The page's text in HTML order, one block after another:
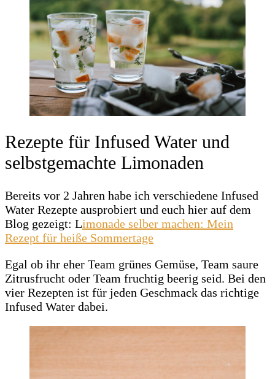
Rezepte für Infused Water und
selbstgemachte Limonaden
Bereits vor 2 Jahren habe ich verschiedene Infused
Water Rezepte ausprobiert und euch hier auf dem
Blog gezeigt: Limonade selber machen: Mein
Rezept für heiße Sommertage
Egal ob ihr eher Team grünes Gemüse, Team saure
Zitrusfrucht oder Team fruchtig beerig seid. Bei den
vier Rezepten ist für jeden Geschmack das richtige
Infused Water dabei.